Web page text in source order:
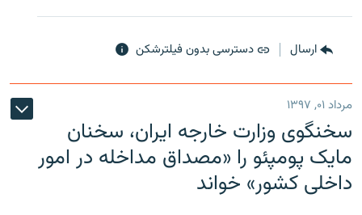
ارسال دسترسی بدون فیلترشکن
مرداد ۰۱, ۱۳۹۷
سخنگوی وزارت خارجه ایران، سخنان
مایک پومپئو را «مصداق مداخله در امور
داخلی کشور» خواند